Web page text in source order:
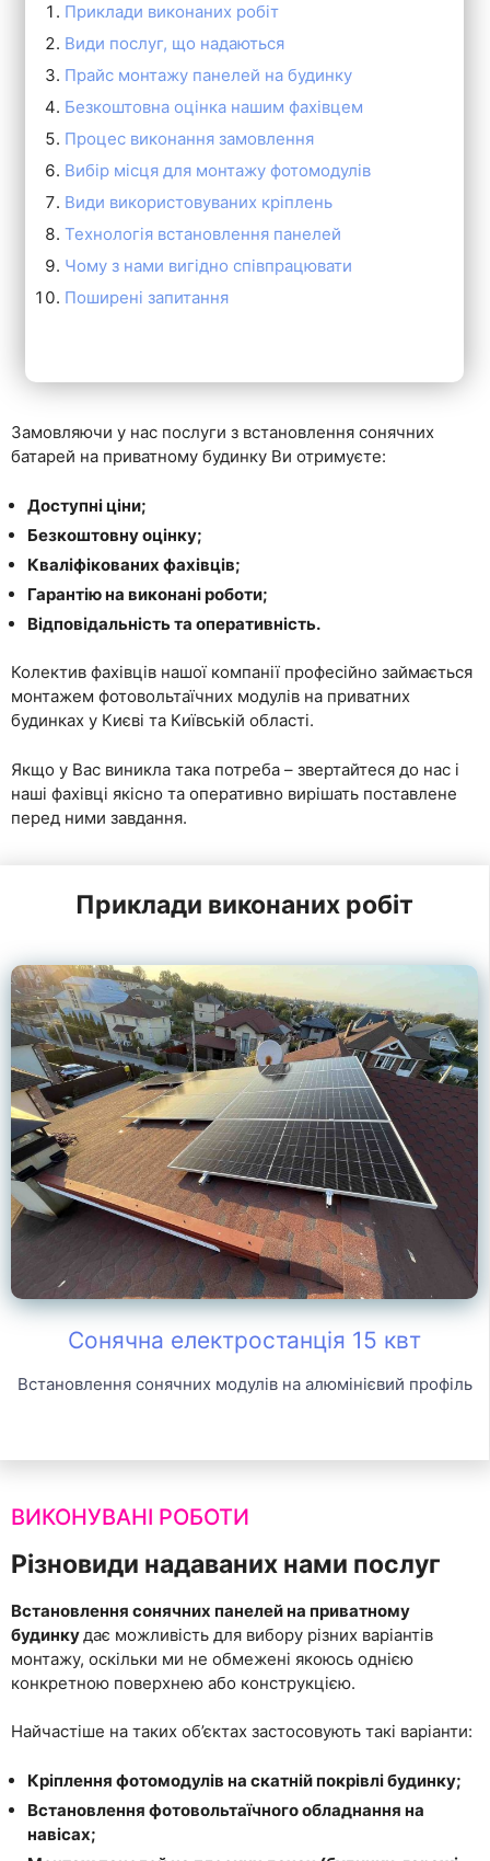
Приклади виконаних робіт
Види послуг, що надаються
Прайс монтажу панелей на будинку
Безкоштовна оцінка нашим фахівцем
Процес виконання замовлення
Вибір місця для монтажу фотомодулів
Види використовуваних кріплень
Технологія встановлення панелей
Чому з нами вигідно співпрацювати
Поширені запитання
Замовляючи у нас послуги з встановлення сонячних
батарей на приватному будинку Ви отримуєте:
Доступні ціни;
Безкоштовну оцінку;
Кваліфікованих фахівців;
Гарантію на виконані роботи;
Відповідальність та оперативність.
Колектив фахівців нашої компанії професійно займається
монтажем фотовольтаїчних модулів на приватних
будинках у Києві та Київській області.
Якщо у Вас виникла така потреба – звертайтеся до нас і
наші фахівці якісно та оперативно вирішать поставлене
перед ними завдання.
Приклади виконаних робіт
Сонячна електростанція 15 квт
Встановлення сонячних модулів на алюмінієвий профіль
ВИКОНУВАНІ РОБОТИ
Різновиди надаваних нами послуг
Встановлення сонячних панелей на приватному
будинкудає можливість для вибору різних варіантів
монтажу, оскільки ми не обмежені якоюсь однією
конкретною поверхнею або конструкцією.
Найчастіше на таких об’єктах застосовують такі варіанти:
Кріплення фотомодулів на скатній покрівлі будинку;
Встановлення фотовольтаїчного обладнання на
навісах;